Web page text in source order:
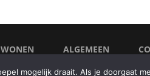
WONEN ALGEMEEN
mogelijk draait. Als je doorgaat